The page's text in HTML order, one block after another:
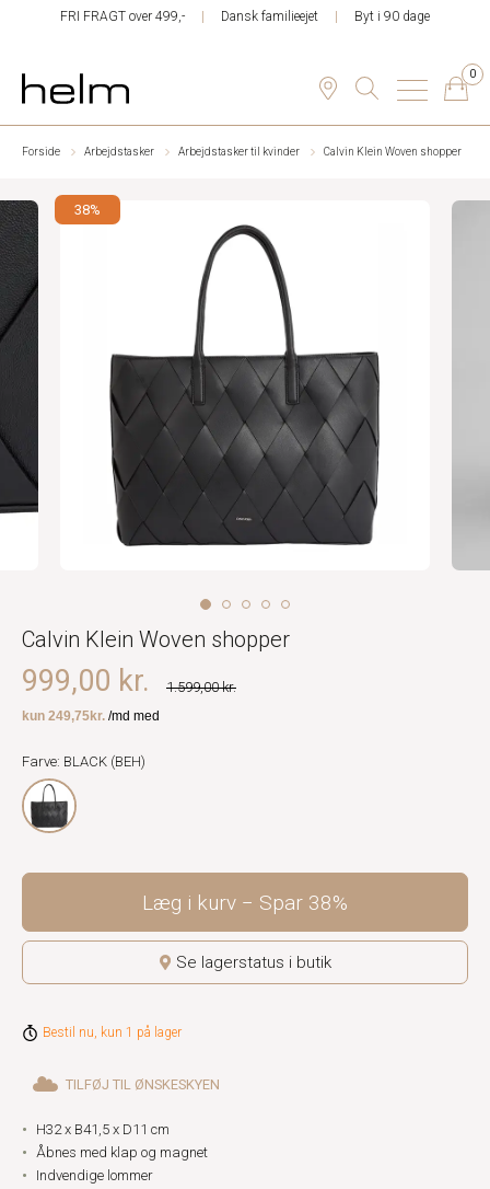
FRI FRAGT over 499,- Dansk familieejet Byt i 90 dage
0
Forside Arbejdstasker Arbejdstasker til kvinder Calvin Klein Woven shopper
38%
Calvin Klein Woven shopper
1.599,00 kr.
999,00 kr.
Farve: BLACK (BEH)
Læg i kurv Spar 38%
Se lagerstatus i butik
Bestil nu, kun 1 på lager
TILFØJ TIL ØNSKESKYEN
H32 x B41,5 x D11 cm
Åbnes med klap og magnet
Indvendige lommer